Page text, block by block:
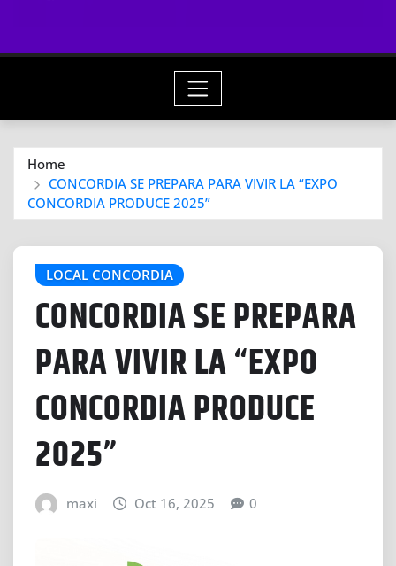
Home
CONCORDIA SE PREPARA PARA VIVIR LA “EXPO
CONCORDIA PRODUCE 2025”
LOCAL CONCORDIA
CONCORDIA SE PREPARA
PARA VIVIR LA “EXPO
CONCORDIA PRODUCE
2025”
maxi Oct 16, 2025 0